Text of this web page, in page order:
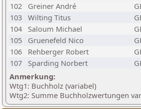
102
Greiner André
103 Wilting Titus
104
Saloum Michael
105
Gruenefeld Nico
106
Rehberger Robert
107
Sparding Norbert
Anmerkung:
Wtg1: Buchholz (variabel)
Wtg2: Summe Buchholzwertungen